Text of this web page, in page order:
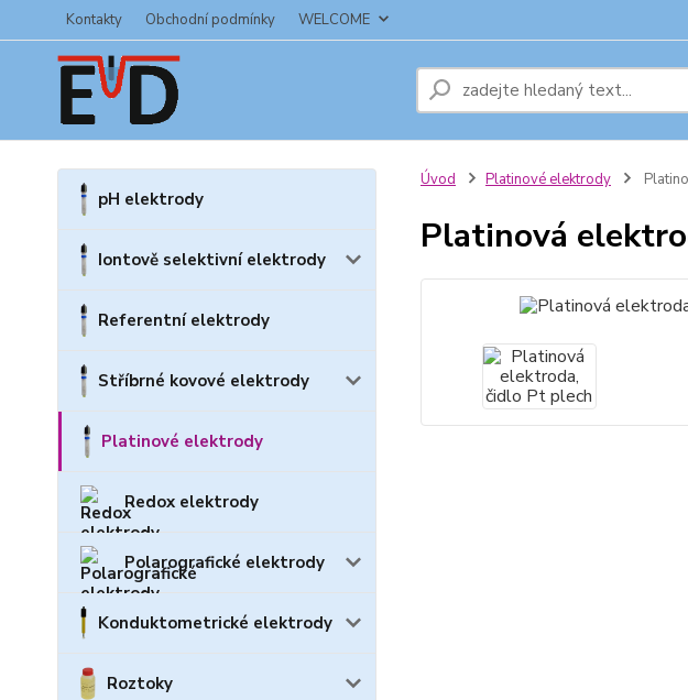
Kontakty Obchodní podmínky WELCOME
pH elektrody
Iontově selektivní elektrody
Referentní elektrody
Stříbrné kovové elektrody
Platinové elektrody
Redox elektrody
Polarografické elektrody
Konduktometrické elektrody
Roztoky
Úvod Platinové elektrody
Platinová